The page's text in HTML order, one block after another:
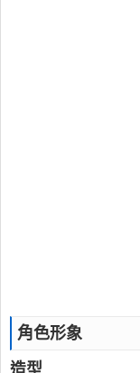
角色形象
造型